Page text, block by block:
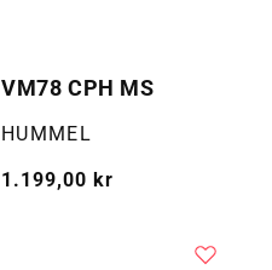
VM78 CPH MS
Selger:
HUMMEL
Vanlig
1.199,00 kr